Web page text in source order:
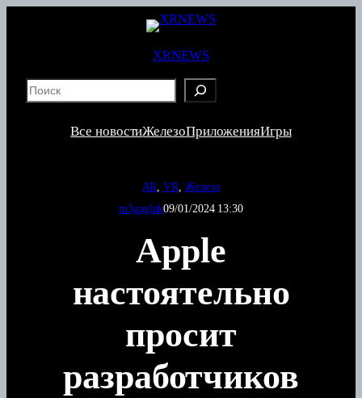
XRNEWS
Все новостиЖелезоПриложенияИгры
AR , VR Железо
m3gagluk09/01/2024 13:30
Apple
настоятельно
просит
разработчиков